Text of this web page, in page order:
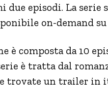
due episodi. La
on-demand su
è composta da 10
è tratta dal
trovate un trailer in